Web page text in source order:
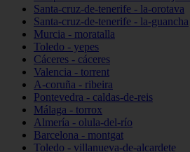
Santa-cruz-de-tenerife - la-orotava
Santa-cruz-de-tenerife - la-guancha
Murcia - moratalla
Toledo - yepes
Cáceres - cáceres
Valencia - torrent
A-coruña - ribeira
Pontevedra - caldas-de-reis
Málaga - torrox
Almería - olula-del-río
Barcelona - montgat
Toledo - villanueva-de-alcardete